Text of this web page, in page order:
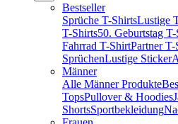
Bestseller
Sprüche T-ShirtsLustige
T-Shirts50. Geburtstag
Fahrrad T-ShirtPartner T-
SprüchenLustige Sticker
Männer
Alle Männer Produkte
TopsPullover & Hoodies
ShortsSportbekleidung